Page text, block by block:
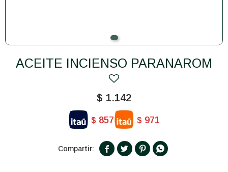
ACEITE INCIENSO PARANAROM
$ 1.142
$ 857 $ 971
   